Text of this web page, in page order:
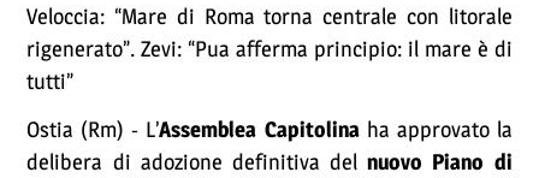
Veloccia: “Mare di Roma torna centrale con litorale
rigenerato”. Zevi: “Pua afferma principio: il mare è di
tutti”
Ostia (Rm) - L’Assemblea Capitolinaha approvato la
delibera di adozione definitiva delnuovo Piano di